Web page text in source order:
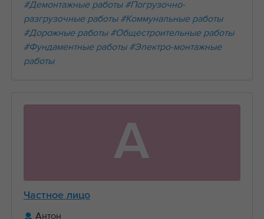
#Демонтажные работы #Погрузочно-
разгрузочные работы #Коммунальные работы
#Дорожные работы #Общестроительные работы
#Фундаментные работы #Электро-монтажные
работы
А
Частное лицо
Антон